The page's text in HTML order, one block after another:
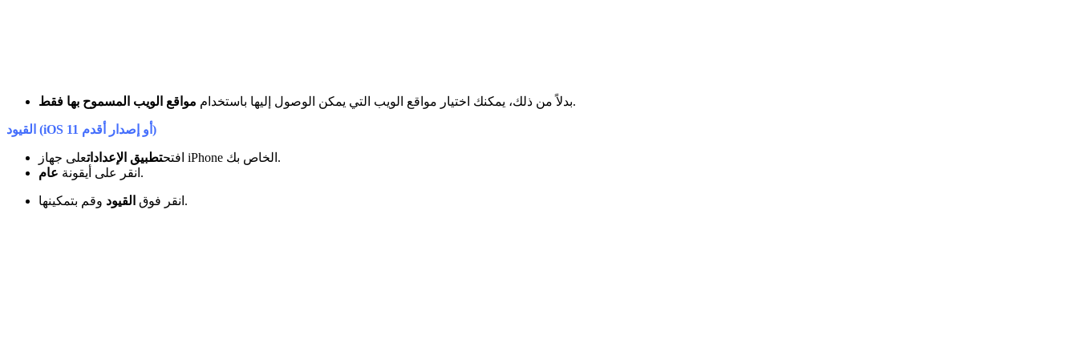
بدلاً من ذلك، يمكنك اختيار مواقع الويب التي يمكن الوصول إليها باستخدام مواقع الويب المسموح بها فقط .
القيود (iOS 11 أو إصدار أقدم)
افتحتطبيق الإعدادات
على جهاز iPhone الخاص بك.
انقر على أيقونة عام .
انقر فوق القيود وقم بتمكينها.